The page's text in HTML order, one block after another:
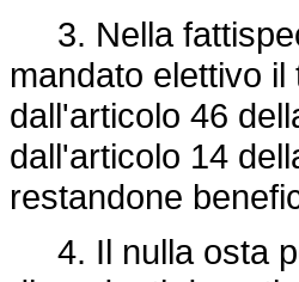
3. Nella
mandato elettivo
dall'articolo 46
dall'articolo 14
restandone
4. Il nulla osta